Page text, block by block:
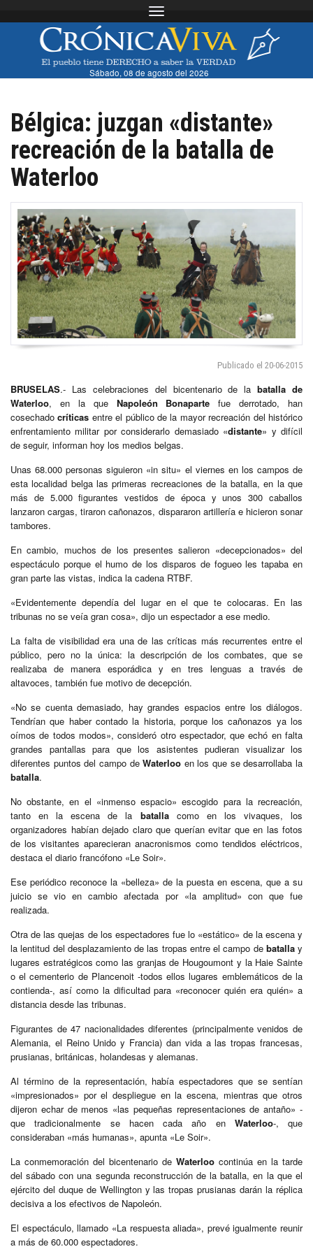
Toggle navigation
Sábado, 08 de agosto del 2026
Bélgica: juzgan «distante»
recreación de la batalla de
Waterloo
Publicado el 20-06-2015
BRUSELAS.- Las celebraciones del bicentenario de labatalla de
Waterloo, en la que Napoleón Bonaparte fue derrotado, han
cosechadocríticas entre el público de la mayor recreación del histórico
enfrentamiento militar por considerarlo demasiado «distante» y difícil
de seguir, informan hoy los medios belgas.
Unas 68.000 personas siguieron «in situ» el viernes en los campos de
esta localidad belga las primeras recreaciones de la batalla, en la que
más de 5.000 figurantes vestidos de época y unos 300 caballos
lanzaron cargas, tiraron cañonazos, dispararon artillería e hicieron sonar
tambores.
En cambio, muchos de los presentes salieron «decepcionados» del
espectáculo porque el humo de los disparos de fogueo les tapaba en
gran parte las vistas, indica la cadena RTBF.
«Evidentemente dependía del lugar en el que te colocaras. En las
tribunas no se veía gran cosa», dijo un espectador a ese medio.
La falta de visibilidad era una de las críticas más recurrentes entre el
público, pero no la única: la descripción de los combates, que se
realizaba de manera esporádica y en tres lenguas a través de
altavoces, también fue motivo de decepción.
«No se cuenta demasiado, hay grandes espacios entre los diálogos.
Tendrían que haber contado la historia, porque los cañonazos ya los
oímos de todos modos», consideró otro espectador, que echó en falta
grandes pantallas para que los asistentes pudieran visualizar los
diferentes puntos del campo deWaterloo en los que se desarrollaba la
batalla.
No obstante, en el «inmenso espacio» escogido para la recreación,
tanto en la escena de la batallacomo en los vivaques, los
organizadores habían dejado claro que querían evitar que en las fotos
de los visitantes aparecieran anacronismos como tendidos eléctricos,
destaca el diario francófono «Le Soir».
Ese periódico reconoce la «belleza» de la puesta en escena, que a su
juicio se vio en cambio afectada por «la amplitud» con que fue
realizada.
Otra de las quejas de los espectadores fue lo «estático» de la escena y
la lentitud del desplazamiento de las tropas entre el campo de batallay
lugares estratégicos como las granjas de Hougoumont y la Haie Sainte
o el cementerio de Plancenoit -todos ellos lugares emblemáticos de la
contienda-, así como la dificultad para «reconocer quién era quién» a
distancia desde las tribunas.
Figurantes de 47 nacionalidades diferentes (principalmente venidos de
Alemania, el Reino Unido y Francia) dan vida a las tropas francesas,
prusianas, británicas, holandesas y alemanas.
Al término de la representación, había espectadores que se sentían
«impresionados» por el despliegue en la escena, mientras que otros
dijeron echar de menos «las pequeñas representaciones de antaño» -
que tradicionalmente se hacen cada año en Waterloo-, que
consideraban «más humanas», apunta «Le Soir».
La conmemoración del bicentenario de Waterloo continúa en la tarde
del sábado con una segunda reconstrucción de la batalla, en la que el
ejército del duque de Wellington y las tropas prusianas darán la réplica
decisiva a los efectivos de Napoleón.
El espectáculo, llamado «La respuesta aliada», prevé igualmente reunir
a más de 60.000 espectadores.